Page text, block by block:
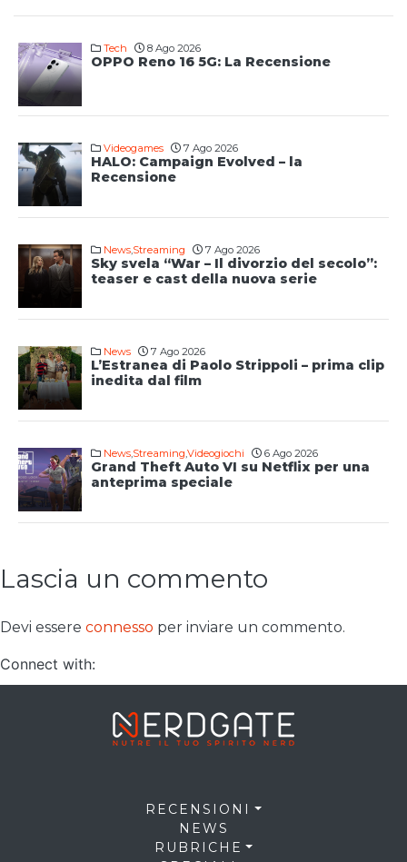
Tech 8 Ago 2026
OPPO Reno 16 5G: La Recensione
Videogames 7 Ago 2026
HALO: Campaign Evolved – la
Recensione
News,Streaming 7 Ago 2026
Sky svela “War – Il divorzio del secolo”:
teaser e cast della nuova serie
News 7 Ago 2026
L’Estranea di Paolo Strippoli – prima clip
inedita dal film
News,Streaming,Videogiochi 6 Ago 2026
Grand Theft Auto VI su Netflix per una
anteprima speciale
Lascia un commento
Devi essere connesso per inviare un commento.
Connect with:
RECENSIONI
NEWS
RUBRICHE